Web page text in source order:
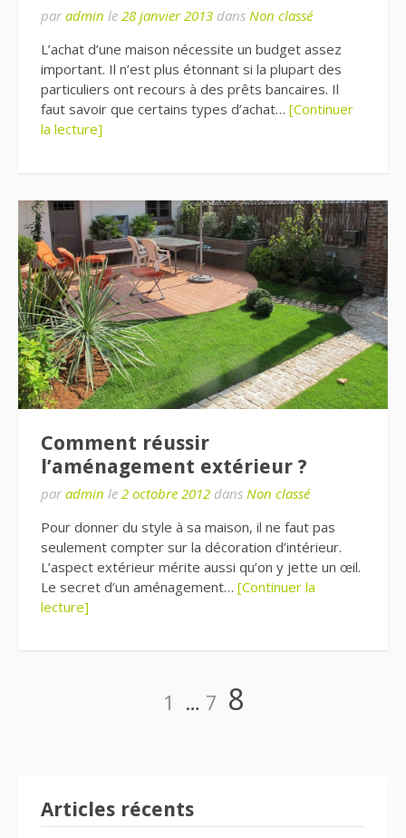
par admin le 28 janvier 2013 dans Non classé
L’achat d’une maison nécessite un budget assez
important. Il n’est plus étonnant si la plupart des
particuliers ont recours à des prêts bancaires. Il
faut savoir que certains types d’achat… [Continuer
la lecture]
Comment réussir
l’aménagement extérieur ?
par admin le 2 octobre 2012 dans Non classé
Pour donner du style à sa maison, il ne faut pas
seulement compter sur la décoration d’intérieur.
L’aspect extérieur mérite aussi qu’on y jette un œil.
Le secret d’un aménagement… [Continuer la
lecture]
Page
1 … Page
7 Page
8
Articles récents